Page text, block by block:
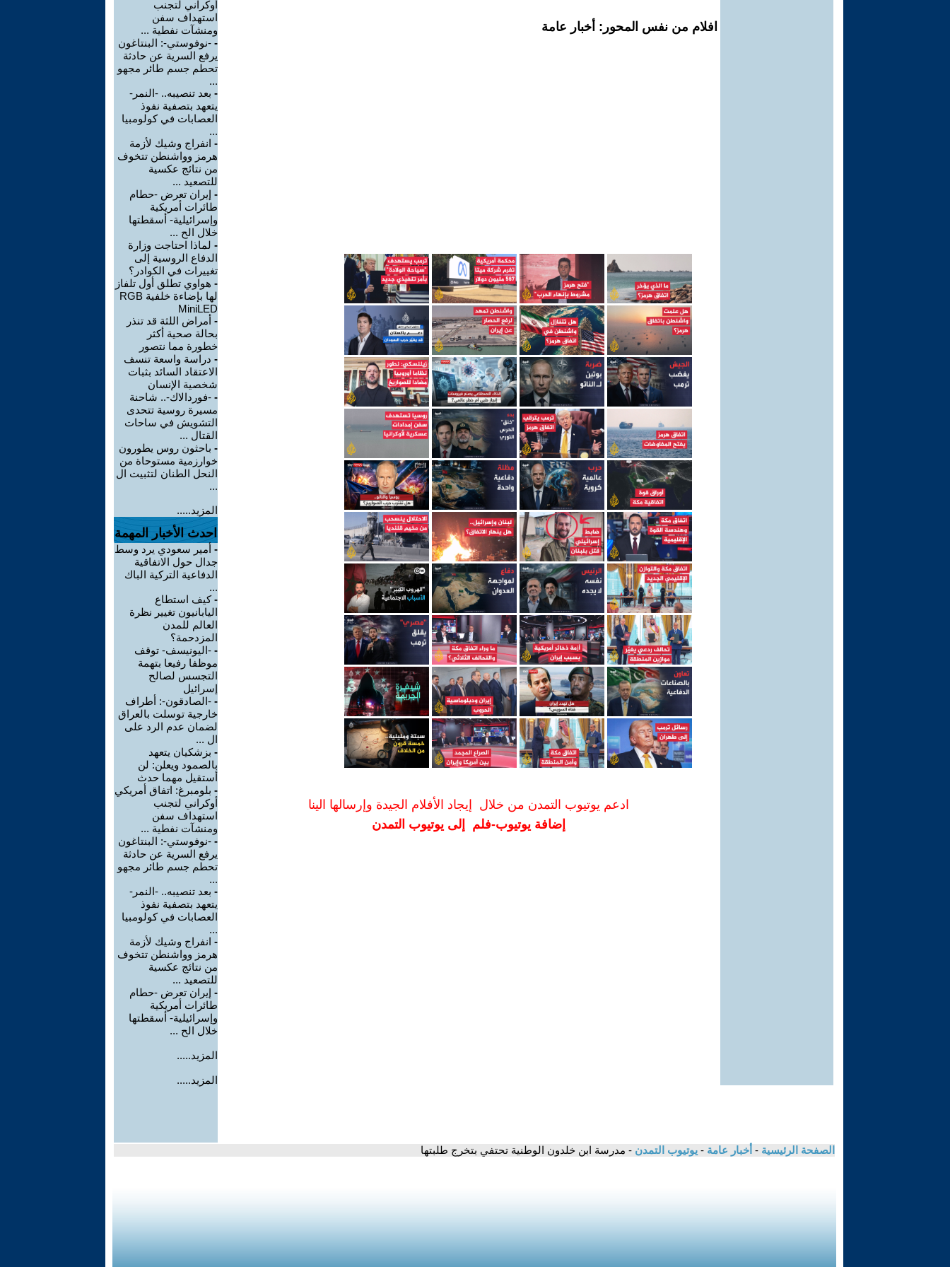
افلام من نفس المحور: أخبار عامة
ادعم يوتيوب التمدن من خلال إيجاد الأفلام الجيدة وإرسالها الينا
إضافة يوتيوب-فلم إلى يوتيوب التمدن
أوكراني لتجنب
استهداف سفن
ومنشآت نفطية ...
- -نوفوستي-: البنتاغون
يرفع السرية عن حادثة
تحطم جسم طائر مجهو
...
- بعد تنصيبه.. -النمر-
يتعهد بتصفية نفوذ
العصابات في كولومبيا
...
- انفراج وشيك لأزمة
هرمز وواشنطن تتخوف
من نتائج عكسية
للتصعيد ...
- إيران تعرض -حطام
طائرات أمريكية
وإسرائيلية- أسقطتها
خلال الح ...
- لماذا احتاجت وزارة
الدفاع الروسية إلى
تغييرات في الكوادر؟
- هواوي تطلق أول تلفاز
لها بإضاءة خلفية RGB
MiniLED
- أمراض اللثة قد تنذر
بحالة صحية أكثر
خطورة مما نتصور
- دراسة واسعة تنسف
الاعتقاد السائد بثبات
شخصية الإنسان
- -فوردالاك-.. شاحنة
مسيرة روسية تتحدى
التشويش في ساحات
القتال ...
- باحثون روس يطورون
خوارزمية مستوحاة من
النحل الطنان لتثبيت ال
...
المزيد.....
احدث الأخبار المهمة
- أمير سعودي يرد وسط
جدال حول الاتفاقية
الدفاعية التركية الباك
...
-كيف استطاع
اليابانيون تغيير نظرة
العالم للمدن
المزدحمة؟
- -اليونيسف- توقف
موظفا رفيعا بتهمة
التجسس لصالح
إسرائيل
- -الصادقون-: أطراف
خارجية توسلت بالعراق
لضمان عدم الرد على
ال ...
- بزشكيان يتعهد
بالصمود ويعلن: لن
أستقيل مهما حدث
- بلومبرغ: اتفاق أمريكي
أوكراني لتجنب
استهداف سفن
ومنشآت نفطية ...
- -نوفوستي-: البنتاغون
يرفع السرية عن حادثة
تحطم جسم طائر مجهو
...
- بعد تنصيبه.. -النمر-
يتعهد بتصفية نفوذ
العصابات في كولومبيا
...
- انفراج وشيك لأزمة
هرمز وواشنطن تتخوف
من نتائج عكسية
للتصعيد ...
- إيران تعرض -حطام
طائرات أمريكية
وإسرائيلية- أسقطتها
خلال الح ...
المزيد.....
المزيد.....
الصفحة الرئيسية - أخبار عامة - يوتيوب التمدن - مدرسة ابن خلدون الوطنية تحتفي بتخرج طلبتها